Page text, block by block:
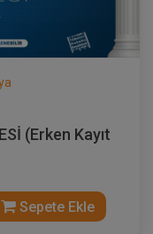
(Erken Kayıt
Sepete Ekle